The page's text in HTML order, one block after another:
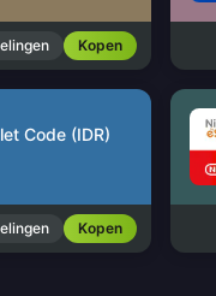
Kopen
Code (IDR)
Kopen